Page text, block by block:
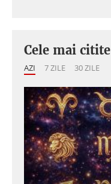
Cele mai citite
AZI 7 ZILE 30 ZILE